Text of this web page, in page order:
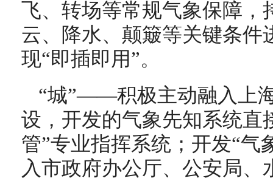
飞、转场等常规气象保障，
云、降水、颠簸等关键条件
现“即插即用”。
“城”——积极主动融入上
设，开发的气象先知系统直
管”专业指挥系统；开发“气
入市政府办公厅、公安局